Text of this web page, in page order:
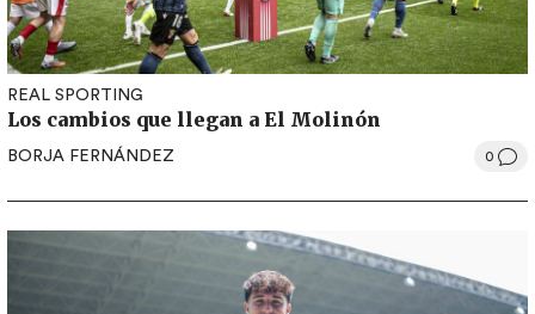
REAL SPORTING
Los cambios que llegan a El Molinón
BORJA FERNÁNDEZ 0